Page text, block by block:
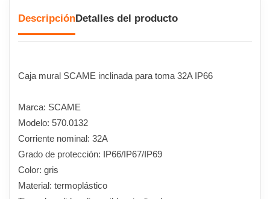
DescripciónDetalles del producto
Caja mural SCAME inclinada para toma 32A IP66
Marca: SCAME
Modelo: 570.0132
Corriente nominal: 32A
Grado de protección: IP66/IP67/IP69
Color: gris
Material: termoplástico